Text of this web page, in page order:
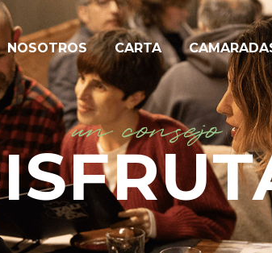
NOSOTROS CARTA
un consejo